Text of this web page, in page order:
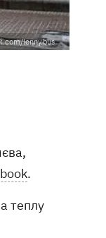
lenny.bus
.
теплу